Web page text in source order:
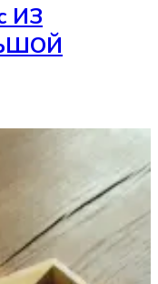
ИЗ